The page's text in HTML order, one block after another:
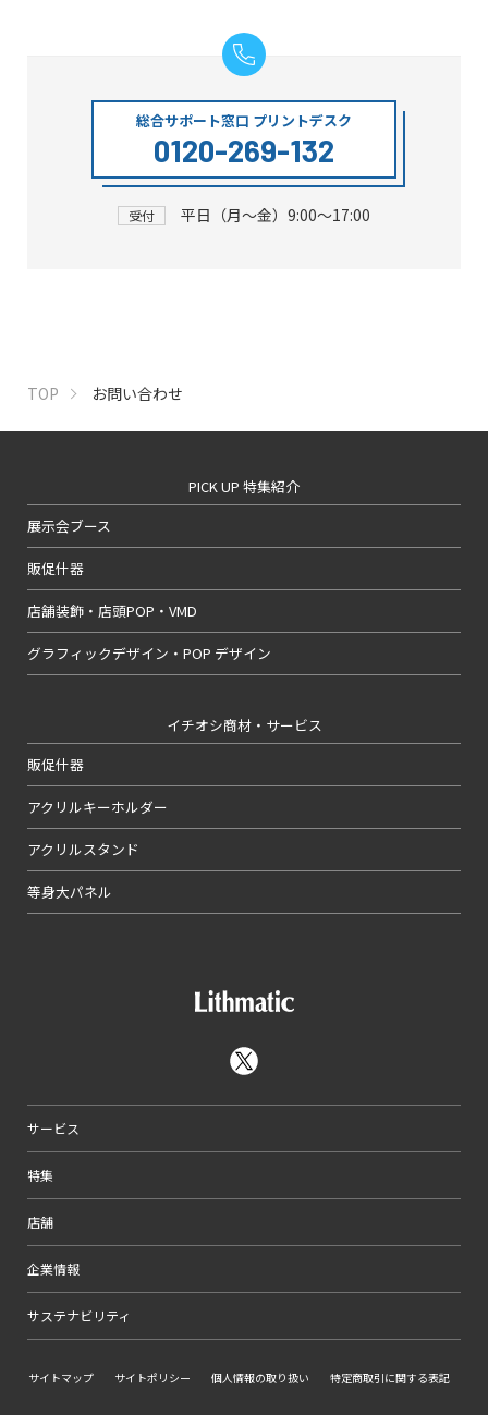
総合サポート窓口 プリントデスク
0120-269-132
受付 平日（月～金）9:00～17:00
TOP お問い合わせ
PICK UP 特集紹介
展示会ブース
販促什器
店舗装飾・店頭POP・VMD
グラフィックデザイン・POP デザイン
イチオシ商材・サービス
販促什器
アクリルキーホルダー
アクリルスタンド
等身大パネル
サービス
特集
店舗
企業情報
サステナビリティ
サイトマップ サイトポリシー 個人情報の取り扱い 特定商取引に関する表記